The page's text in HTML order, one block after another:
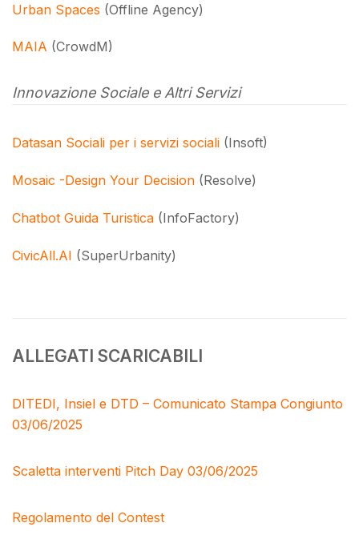
Urban Spaces (Offline Agency)
MAIA (CrowdM)
Innovazione Sociale e Altri Servizi
Datasan Sociali per i servizi sociali (Insoft)
Mosaic -Design Your Decision (Resolve)
Chatbot Guida Turistica (InfoFactory)
CivicAll.AI (SuperUrbanity)
ALLEGATI SCARICABILI
DITEDI, Insiel e DTD – Comunicato Stampa Congiunto
03/06/2025
Scaletta interventi Pitch Day 03/06/2025
Regolamento del Contest